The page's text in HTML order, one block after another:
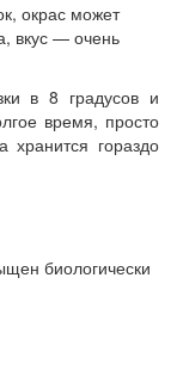
окрас может
вкус — очень
в 8 градусов и
время, просто
гораздо
биологически